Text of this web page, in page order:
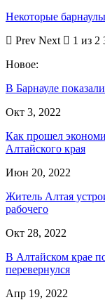
Некоторые
Prev Next
1 из 2
Новое:
В Барнауле
Окт 3, 2022
Как прошел
Алтайского края
Июн 20, 2022
Житель Алтая
рабочего
Окт 28, 2022
В Алтайском крае
перевернулся
Апр 19, 2022